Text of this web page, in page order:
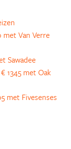
met Van Verre
Sawadee
€ 1345 met Oak
met Fivesenses